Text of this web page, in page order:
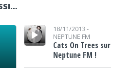
Lecteur audio18/11/2013 -
NEPTUNE FM
Cats On Trees sur
Neptune FM !